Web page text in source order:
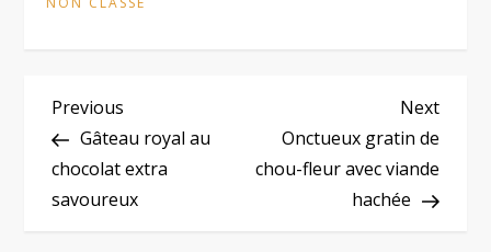
N
a
v
Previous
Post
Previous
Gâteau royal au
chocolat extra
savoureux
Next
Post
Next
Onctueux gratin de
chou-fleur avec viande
hachée